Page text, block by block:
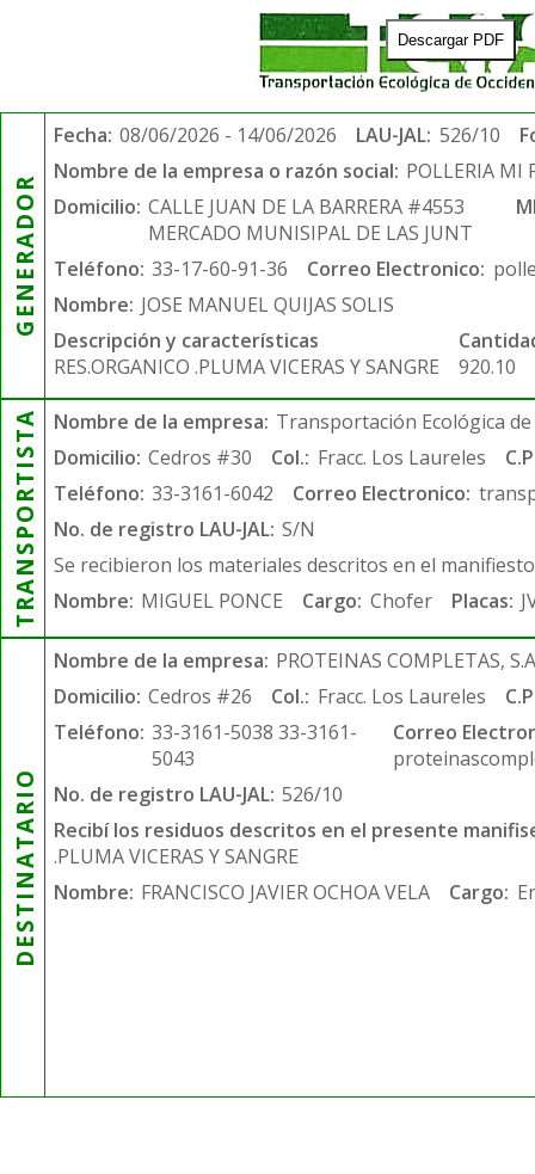
Descargar PDF
GENERADOR
Fecha: 08/06/2026 - 14/06/2026 LAU-JAL: 526/10
Nombre de la empresa o razón social: POLLERIA MI
Domicilio: CALLE JUAN DE LA BARRERA #4553
MERCADO MUNISIPAL DE LAS JUNT
Teléfono: 33-17-60-91-36 Correo Electronico:
Nombre: JOSE MANUEL QUIJAS SOLIS
Descripción y características
RES.ORGANICO .PLUMA VICERAS Y SANGRE
920.10
TRANSPORTISTA Nombre de la empresa: Transportación Ecológica de
Domicilio: Cedros #30 Col.: Fracc. Los Laureles
Teléfono: 33-3161-6042 Correo Electronico:
No. de registro LAU-JAL: S/N
Se recibieron los materiales descritos en el
Nombre: MIGUEL PONCE Cargo: Chofer Placas:
DESTINATARIO
Nombre de la empresa: PROTEINAS COMPLETAS,
Domicilio: Cedros #26 Col.: Fracc. Los Laureles
Teléfono: 33-3161-5038 33-3161-
5043
Correo
No. de registro LAU-JAL: 526/10
Recibí los residuos descritos en el presente
.PLUMA VICERAS Y SANGRE
Nombre: FRANCISCO JAVIER OCHOA VELA Cargo: